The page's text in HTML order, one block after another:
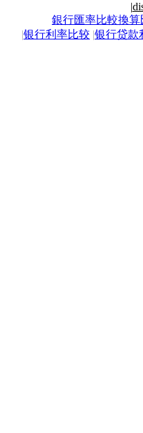
|
銀行匯率比較換算
|银行利率比较 |银行贷款